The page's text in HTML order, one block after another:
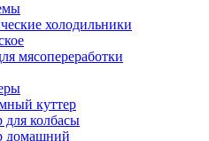
холодильники
мясопереработки
куттер
для колбасы
домашний